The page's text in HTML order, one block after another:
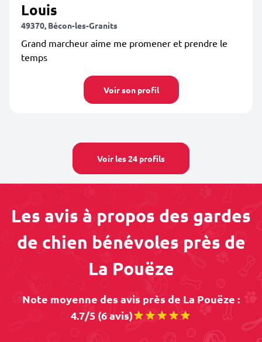
Louis
49370, Bécon-les-Granits
Grand marcheur aime me promener et prendre le
temps
Voir son profil
Voir les 24 profils
Les avis à propos des gardes
de chien bénévoles près de
La Pouëze
Note moyenne des avis près de La Pouëze :
4.7/5 (6 avis)